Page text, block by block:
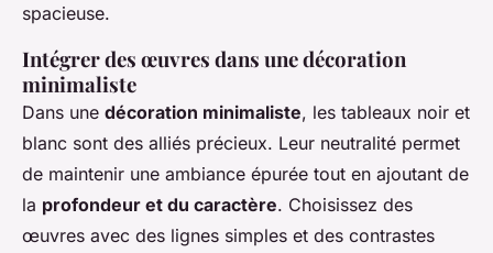
spacieuse.
Intégrer des œuvres dans une décoration
minimaliste
Dans une décoration minimaliste, les tableaux noir et
blanc sont des alliés précieux. Leur neutralité permet
de maintenir une ambiance épurée tout en ajoutant de
la profondeur et du caractère. Choisissez des
œuvres avec des lignes simples et des contrastes